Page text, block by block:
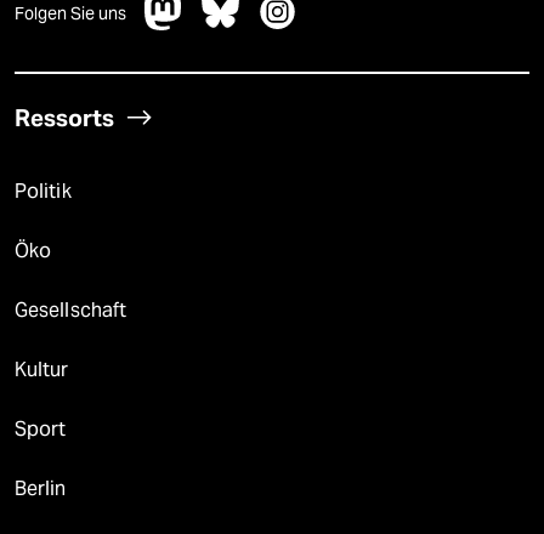
Folgen Sie uns
Ressorts
Politik
Öko
Gesellschaft
Kultur
Sport
Berlin